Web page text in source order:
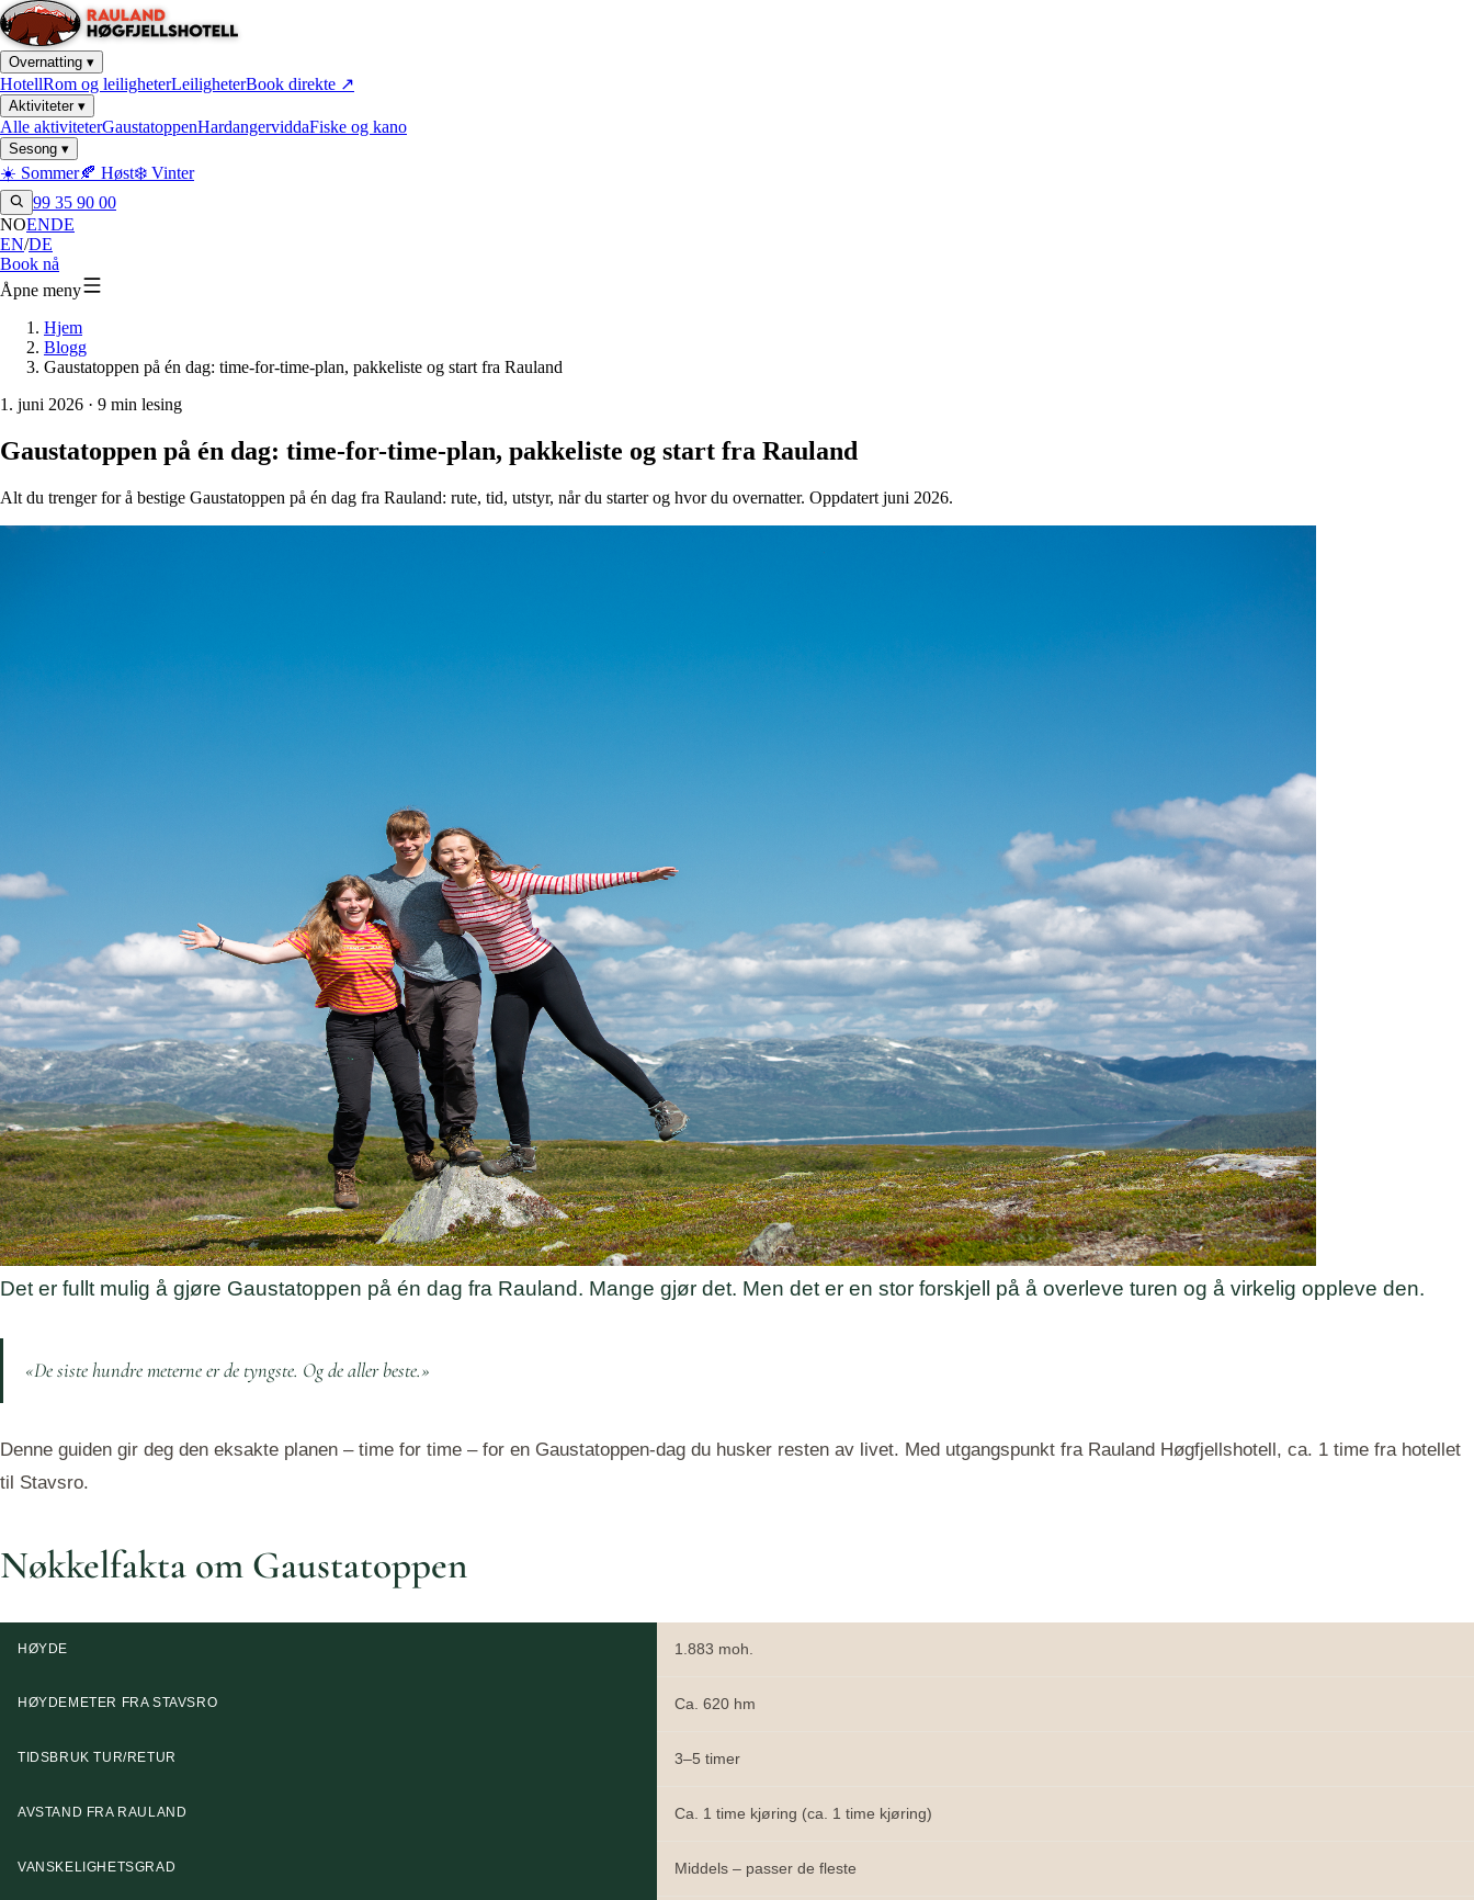
Overnatting ▾
HotellRom og leiligheterLeiligheterBook direkte ↗
Aktiviteter▾
Alle aktiviteterGaustatoppenHardangerviddaFiske og kano
Sesong ▾
☀️ Sommer🍂 Høst❄️ Vinter
99 35 90 00
NOENDE
EN/DE
Book nå
Åpne meny
Hjem
Blogg
Gaustatoppen på én dag: time-for-time-plan, pakkeliste og start fra Rauland
1. juni 2026 · 9 min lesing
Gaustatoppen på én dag: time-for-time-plan, pakkeliste og start fra Rauland
Alt du trenger for å bestige Gaustatoppen på én dag fra Rauland: rute, tid, utstyr, når du starter og hvor du overnatter. Oppdatert juni 2026.
Det er fullt mulig å gjøre Gaustatoppen på én dag fra Rauland. Mange gjør det. Men det er en stor forskjell på å overleve turen og å virkelig oppleve den.
«De siste hundre meterne er de tyngste. Og de aller beste.»
Denne guiden gir deg den eksakte planen – time for time – for en Gaustatoppen-dag du husker resten av livet. Med utgangspunkt fra Rauland Høgfjellshotell, ca. 1 time fra hotellet
til Stavsro.
Nøkkelfakta om Gaustatoppen
HØYDE 1.883 moh.
HØYDEMETER FRA STAVSRO Ca. 620 hm
TIDSBRUK TUR/RETUR 3–5 timer
AVSTAND FRA RAULAND Ca. 1 time kjøring (ca. 1 time kjøring)
VANSKELIGHETSGRAD Middels – passer de fleste